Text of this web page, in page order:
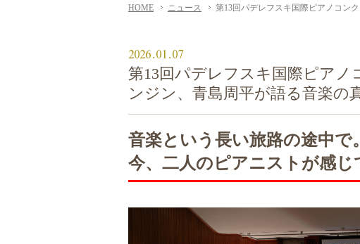
HOME ニュース 第13回パデレフスキ国際ピアノコン
2026.01.07
第13回パデレフスキ国際ピアノ
ンジン、青島周平が語る音楽の
音楽という長い旅路の途中で。
今、二人のピアニストが感じ